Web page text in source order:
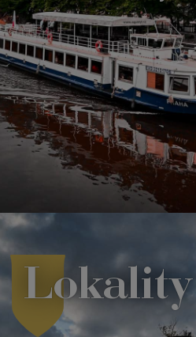
Lokality